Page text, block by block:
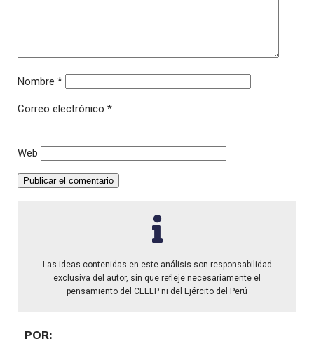
POR:
Nombre *
Correo electrónico *
Web
Las ideas contenidas en este análisis son responsabilidad
exclusiva del autor, sin que refleje necesariamente el
pensamiento del CEEEP ni del Ejército del Perú